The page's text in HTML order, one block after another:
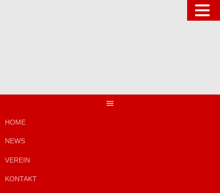
HOME
NEWS
VEREIN
KONTAKT